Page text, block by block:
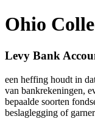
Ohio
Levy Bank
een heffing houdt in
van bankrekeningen,
bepaalde soorten
beslaglegging of